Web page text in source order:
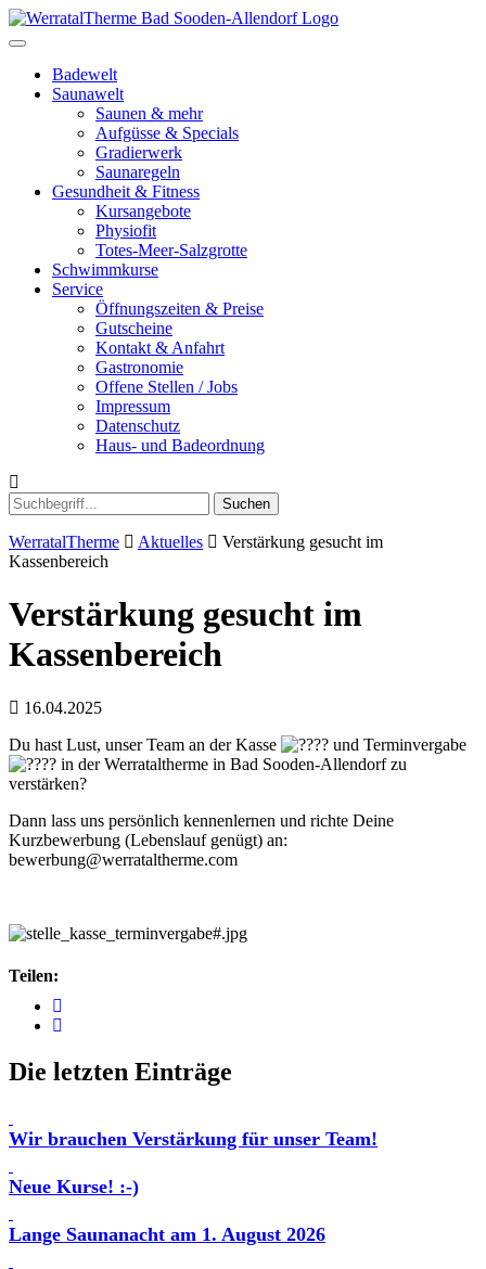
Toggle
navigationBadewelt
Saunawelt
Saunen & mehr
Aufgüsse & Specials
Gradierwerk
Saunaregeln
Gesundheit & Fitness
Kursangebote
Physiofit
Totes-Meer-Salzgrotte
Schwimmkurse
Service
Öffnungszeiten & Preise
Gutscheine
Kontakt & Anfahrt
Gastronomie
Offene Stellen / Jobs
Impressum
Datenschutz
Haus- und Badeordnung
Suchen
WerratalTherme Aktuelles
Verstärkung gesucht im
Kassenbereich
Verstärkung gesucht im
Kassenbereich
16.04.2025
Du hast Lust, unser Team an der Kasse
und Terminvergabe
in der Werrataltherme in Bad Sooden-Allendorf zu
verstärken?
Dann lass uns persönlich kennenlernen und richte Deine
Kurzbewerbung (Lebenslauf genügt) an:
bewerbung@werrataltherme.com
Teilen:
Die letzten Einträge
Wir brauchen Verstärkung für unser Team!
Neue Kurse! :-)
Lange Saunanacht am 1. August 2026